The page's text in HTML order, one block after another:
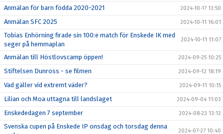
Anmälan för barn födda 2020-2021 2024-10-17 13:50
Anmälan SFC 2025 2024-10-11 16:01
Tobias Enhörning firade sin 100:e match för Enskede IK med
seger på hemmaplan
2024-10-11 11:07
Anmälan till Höstlovscamp öppen! 2024-09-25 10:25
Stiftelsen Dunross - se filmen 2024-09-12 18:19
Vad gäller vid extremt väder? 2024-09-11 10:15
Lilian och Moa uttagna till landslaget 2024-09-04 11:03
Enskededagen 7 september 2024-08-23 13:12
Svenska cupen på Enskede IP onsdag och torsdag denna
2024-07-27 10:40